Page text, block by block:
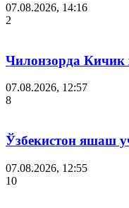
07.08.2026, 14:16
2
Чилонзорда Кичик
07.08.2026, 12:57
8
Ўзбекистон яшаш
07.08.2026, 12:55
10